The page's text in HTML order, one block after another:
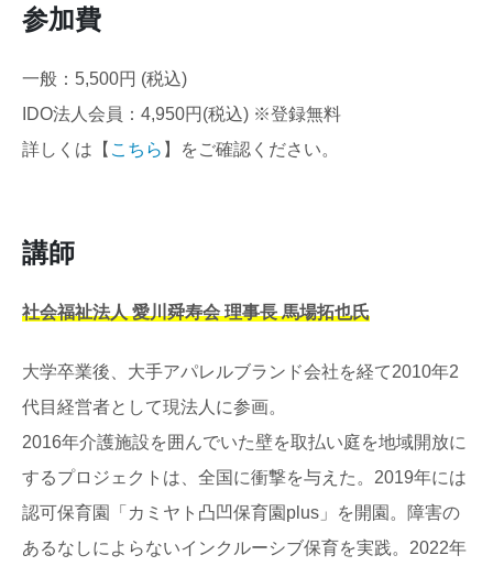
参加費
一般：5,500円 (税込)
IDO法人会員：4,950円(税込) ※登録無料
詳しくは【 こちら 】をご確認ください。
講師
社会福祉法人 愛川舜寿会 理事長 馬場拓也氏
大学卒業後、大手アパレルブランド会社を経て2010年2
代目経営者として現法人に参画。
2016年介護施設を囲んでいた壁を取払い庭を地域開放に
するプロジェクトは、全国に衝撃を与えた。2019年には
認可保育園「カミヤト凸凹保育園plus」を開園。障害の
あるなしによらないインクルーシブ保育を実践。2022年